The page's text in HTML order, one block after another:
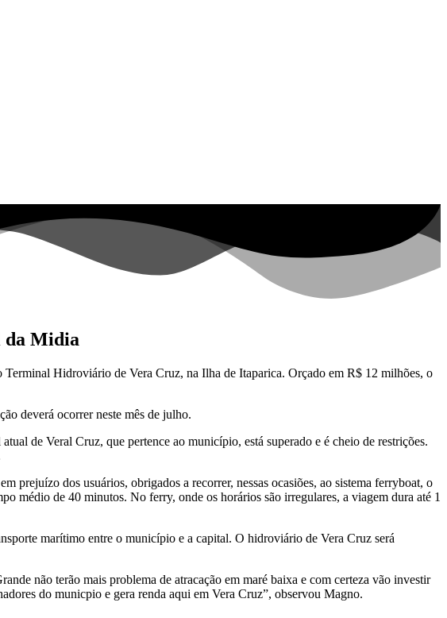
da Midia
Hidroviário de Vera Cruz, na Ilha de Itaparica. Orçado em R$ 12 milhões, o
deverá ocorrer neste mês de julho.
de Veral Cruz, que pertence ao município, está superado e é cheio de restrições.
prejuízo dos usuários, obrigados a recorrer, nessas ocasiões, ao sistema ferryboat, o
médio de 40 minutos. No ferry, onde os horários são irregulares, a viagem dura até 1
marítimo entre o município e a capital. O hidroviário de Vera Cruz será
não terão mais problema de atracação em maré baixa e com certeza vão investir
do municpio e gera renda aqui em Vera Cruz”, observou Magno.